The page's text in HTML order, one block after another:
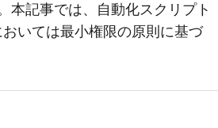
本記事では、自動化スクリプト
いては最小権限の原則に基づ